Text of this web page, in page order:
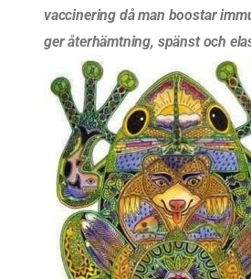
vaccinering då man boostar
ger återhämtning, spänst och